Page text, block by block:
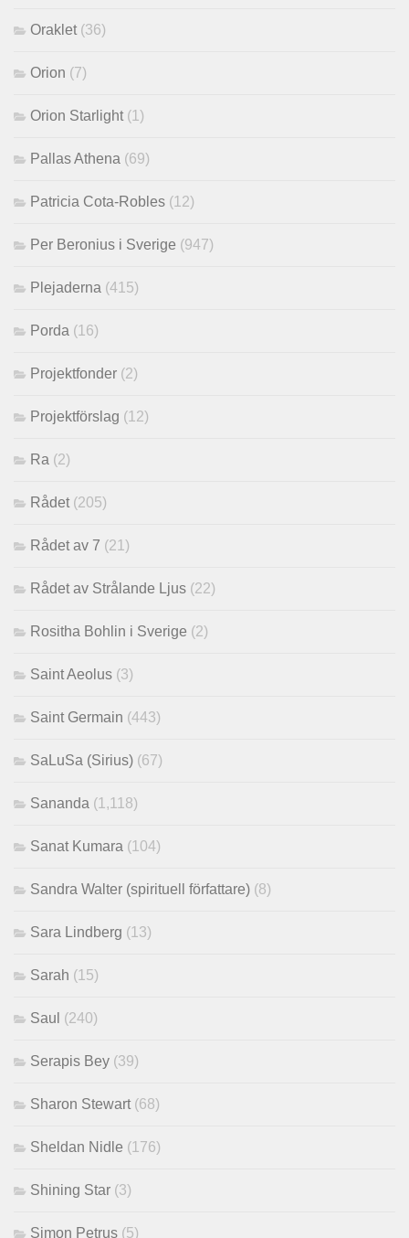
Oraklet (36)
Orion (7)
Orion Starlight (1)
Pallas Athena (69)
Patricia Cota-Robles (12)
Per Beronius i Sverige (947)
Plejaderna (415)
Porda (16)
Projektfonder (2)
Projektförslag (12)
Ra (2)
Rådet (205)
Rådet av 7 (21)
Rådet av Strålande Ljus (22)
Rositha Bohlin i Sverige (2)
Saint Aeolus (3)
Saint Germain (443)
SaLuSa (Sirius) (67)
Sananda (1,118)
Sanat Kumara (104)
Sandra Walter (spirituell författare) (8)
Sara Lindberg (13)
Sarah (15)
Saul (240)
Serapis Bey (39)
Sharon Stewart (68)
Sheldan Nidle (176)
Shining Star (3)
Simon Petrus (5)